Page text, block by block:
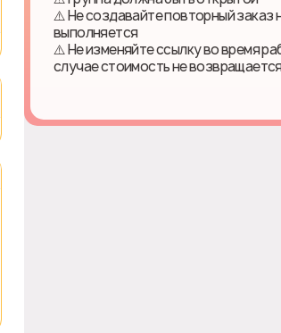
⚠️ Не создавайте повторный заказ
выполняется
⚠️ Не изменяйте ссылку во время
случае стоимость не